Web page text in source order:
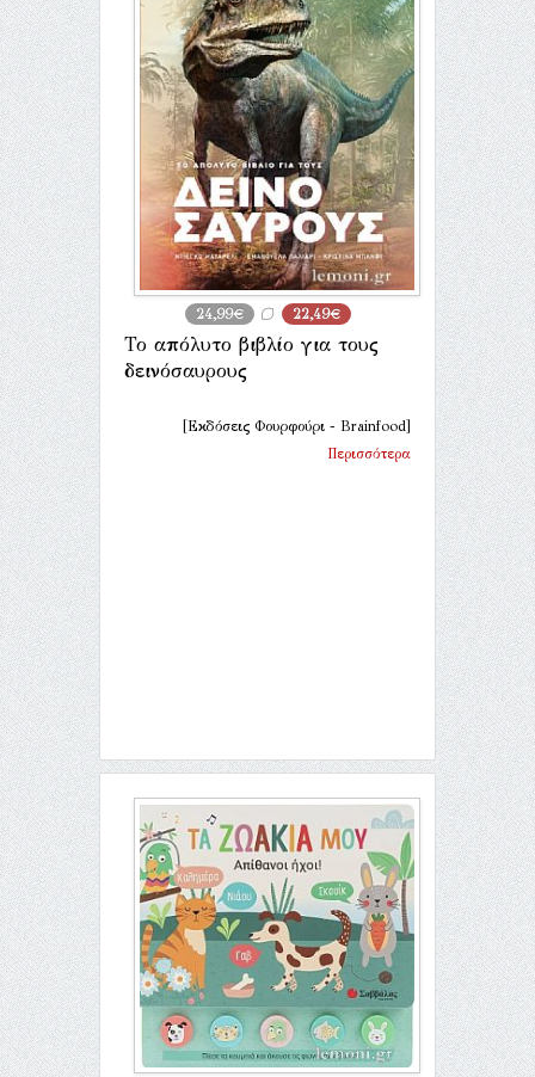
24,99€ 22,49€
Το απόλυτο βιβλίο για τους
δεινόσαυρους
[Εκδόσεις Φουρφούρι - Brainfood]
Περισσότερα